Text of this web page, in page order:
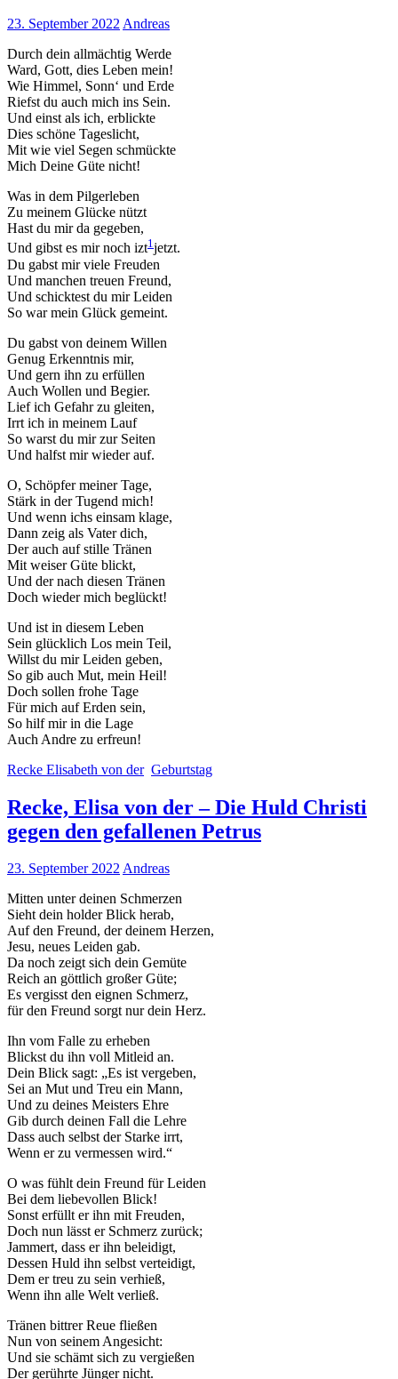
23. September 2022 Andreas
Durch dein allmächtig Werde
Ward, Gott, dies Leben mein!
Wie Himmel, Sonn‘ und Erde
Riefst du auch mich ins Sein.
Und einst als ich, erblickte
Dies schöne Tageslicht,
Mit wie viel Segen schmückte
Mich Deine Güte nicht!
Was in dem Pilgerleben
Zu meinem Glücke nützt
Hast du mir da gegeben,
Und gibst es mir noch izt1jetzt.
Du gabst mir viele Freuden
Und manchen treuen Freund,
Und schicktest du mir Leiden
So war mein Glück gemeint.
Du gabst von deinem Willen
Genug Erkenntnis mir,
Und gern ihn zu erfüllen
Auch Wollen und Begier.
Lief ich Gefahr zu gleiten,
Irrt ich in meinem Lauf
So warst du mir zur Seiten
Und halfst mir wieder auf.
O, Schöpfer meiner Tage,
Stärk in der Tugend mich!
Und wenn ichs einsam klage,
Dann zeig als Vater dich,
Der auch auf stille Tränen
Mit weiser Güte blickt,
Und der nach diesen Tränen
Doch wieder mich beglückt!
Und ist in diesem Leben
Sein glücklich Los mein Teil,
Willst du mir Leiden geben,
So gib auch Mut, mein Heil!
Doch sollen frohe Tage
Für mich auf Erden sein,
So hilf mir in die Lage
Auch Andre zu erfreun!
Recke Elisabeth von der Geburtstag
Recke, Elisa von der – Die Huld Christi
gegen den gefallenen Petrus
23. September 2022Andreas
Mitten unter deinen Schmerzen
Sieht dein holder Blick herab,
Auf den Freund, der deinem Herzen,
Jesu, neues Leiden gab.
Da noch zeigt sich dein Gemüte
Reich an göttlich großer Güte;
Es vergisst den eignen Schmerz,
für den Freund sorgt nur dein Herz.
Ihn vom Falle zu erheben
Blickst du ihn voll Mitleid an.
Dein Blick sagt: „Es ist vergeben,
Sei an Mut und Treu ein Mann,
Und zu deines Meisters Ehre
Gib durch deinen Fall die Lehre
Dass auch selbst der Starke irrt,
Wenn er zu vermessen wird.“
O was fühlt dein Freund für Leiden
Bei dem liebevollen Blick!
Sonst erfüllt er ihn mit Freuden,
Doch nun lässt er Schmerz zurück;
Jammert, dass er ihn beleidigt,
Dessen Huld ihn selbst verteidigt,
Dem er treu zu sein verhieß,
Wenn ihn alle Welt verließ.
Tränen bittrer Reue fließen
Nun von seinem Angesicht:
Und sie schämt sich zu vergießen
Der gerührte Jünger nicht.